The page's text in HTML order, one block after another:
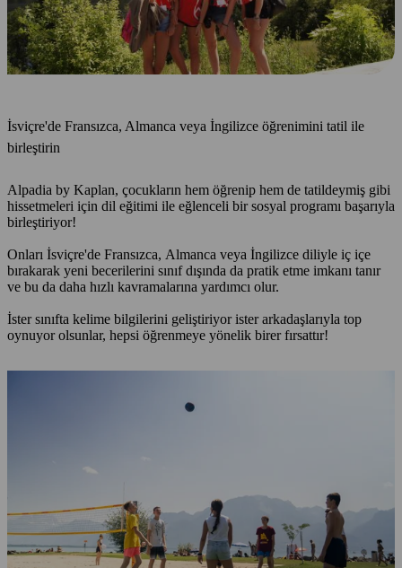
İsviçre'de Fransızca, Almanca veya İngilizce öğrenimini tatil ile
birleştirin
Alpadia by Kaplan, çocukların hem öğrenip hem de tatildeymiş gibi
hissetmeleri için dil eğitimi ile eğlenceli bir sosyal programı başarıyla
birleştiriyor!
Onları İsviçre'de Fransızca, Almanca veya İngilizce diliyle iç içe
bırakarak yeni becerilerini sınıf dışında da pratik etme imkanı tanır
ve bu da daha hızlı kavramalarına yardımcı olur.
İster sınıfta kelime bilgilerini geliştiriyor ister arkadaşlarıyla top
oynuyor olsunlar, hepsi öğrenmeye yönelik birer fırsattır!